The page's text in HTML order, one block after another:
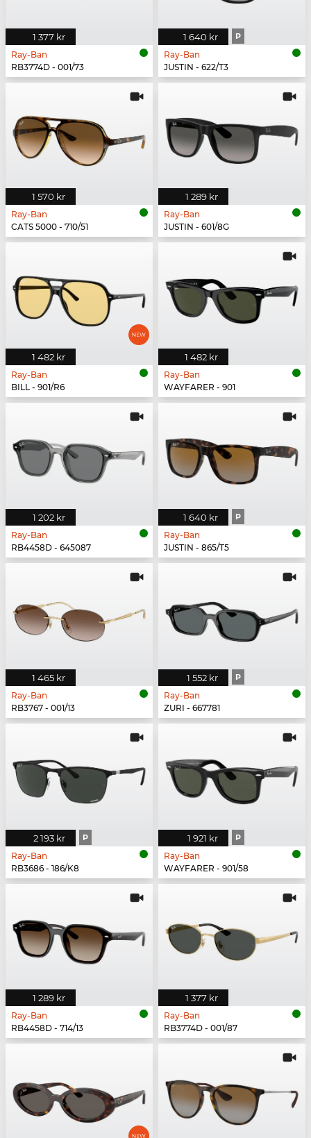
1 377 kr
Ray-Ban
RB3774D - 001/73
1 640 kr P
Ray-Ban
JUSTIN - 622/T3
1 570 kr
Ray-Ban
CATS 5000 - 710/51
1 289 kr
Ray-Ban
JUSTIN - 601/8G
1 482 kr
Ray-Ban
BILL - 901/R6
1 482 kr
Ray-Ban
WAYFARER - 901
1 202 kr
Ray-Ban
RB4458D - 645087
1 640 kr P
Ray-Ban
JUSTIN - 865/T5
1 465 kr
Ray-Ban
RB3767 - 001/13
1 552 kr P
Ray-Ban
ZURI - 667781
2 193 kr P
Ray-Ban
RB3686 - 186/K8
1 921 kr P
Ray-Ban
WAYFARER - 901/58
1 289 kr
Ray-Ban
RB4458D - 714/13
1 377 kr
Ray-Ban
RB3774D - 001/87